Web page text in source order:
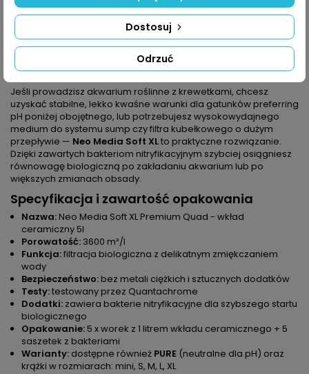
nitryfikacyjne, co przyspiesza uruchomienie i stabilizację filtra.
Sprawdzona jakość:produkt testowany przez
, co potwierdza parametry porowatości i
rzetelność działania.
Scenariusze użycia — kiedy
XLsprawdzi się najlepiej
Jeśli prowadzisz akwarium roślinne z krewetkami, chcesz
uzyskać stabilne, lekko kwaśne warunki dla gatunków preferring
pH poniżej obojętnego, lub potrzebujesz wysokowydajnego
medium do systemu sump czy filtra kubełkowego o dużym
przepływie — Neo Media Soft XLto praktyczne rozwiązanie.
Dzięki zawartych bakteriom nitryfikacyjnym szybciej osiągniesz
równowagę biologiczną po zakładaniu akwarium lub po
większych zmianach obsady.
Specyfikacja i zawartość opakowania
Nazwa:Neo Media Soft XL Premium Quad - wkład
ceramiczny 5l
Porowatość: 3600 m²/l
Funkcja:filtracja biologiczna z delikatnym zmiękczaniem
wody
Bezpieczeństwo:bez metali ciężkich i sztucznych dodatków
Testy:testowany przez Quantachrome
Dodatki: zawiera bakterie nitryfikacyjne dla szybszego startu
biologicznego
Opakowanie:5 x worek z 1 litrem wkładu ceramicznego + 5
saszetek z bakteriami
Warianty: dostępne również PURE (neutralne dla pH) oraz
krążki w rozmiarach: mini, S, M, L, XL
Odrzuć
Dostosuj